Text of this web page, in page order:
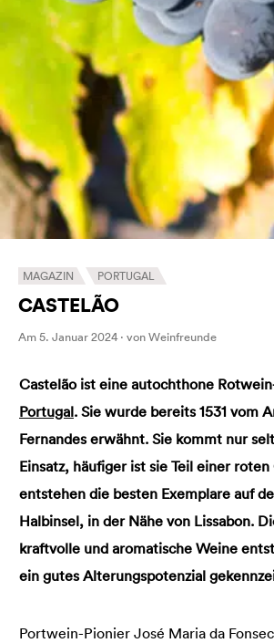
MAGAZIN PORTUGAL
CASTELÃO
Am 5. Januar 2024 · von Weinfreunde
Castelão ist eine autochthone
Portugal. Sie wurde bereits 1531 vom
Fernandes erwähnt. Sie kommt nur
Einsatz, häufiger ist sie Teil einer
entstehen die besten Exemplare auf
Halbinsel, in der Nähe von Lissabon.
kraftvolle und aromatische Weine
ein gutes Alterungspotenzial
Portwein-Pionier José Maria da